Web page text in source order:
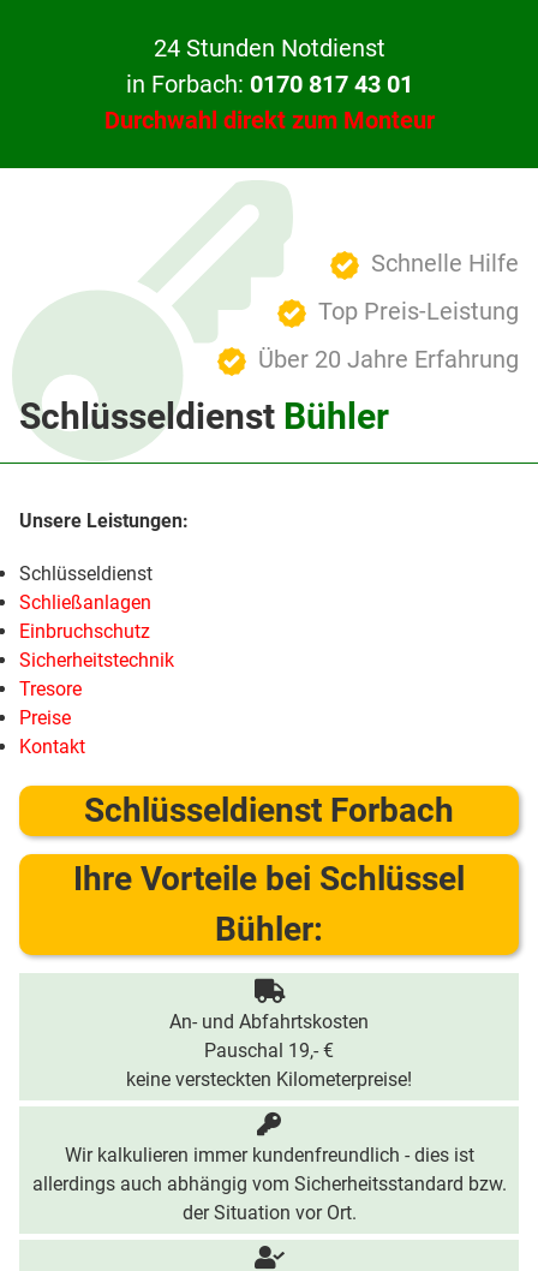
24 Stunden Notdienst
in Forbach: 0170 817 43 01
Durchwahl direkt zum Monteur
Schnelle Hilfe
Top Preis-Leistung
Über 20 Jahre Erfahrung
Schlüsseldienst Bühler
Schlüsseldienst
Schließanlagen
Einbruchschutz
Sicherheitstechnik
Tresore
Preise
Kontakt
Schlüsseldienst Forbach
Ihre Vorteile bei Schlüssel
Bühler:
An- und Abfahrtskosten
Pauschal 19,- €
keine versteckten Kilometerpreise!
Wir kalkulieren immer kundenfreundlich - dies ist
allerdings auch abhängig vom Sicherheitsstandard bzw.
der Situation vor Ort.